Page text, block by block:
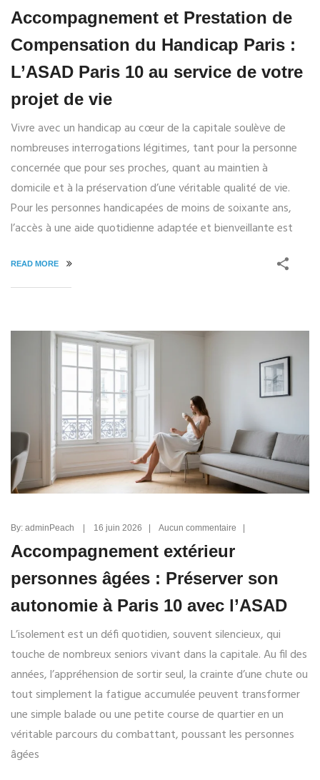
Accompagnement et Prestation de
Compensation du Handicap Paris :
L’ASAD Paris 10 au service de votre
projet de vie
Vivre avec un handicap au cœur de la capitale soulève de
nombreuses interrogations légitimes, tant pour la personne
concernée que pour ses proches, quant au maintien à
domicile et à la préservation d’une véritable qualité de vie.
Pour les personnes handicapées de moins de soixante ans,
l’accès à une aide quotidienne adaptée et bienveillante est
READ MORE
By: adminPeach | 16 juin 2026 | Aucun commentaire |
Accompagnement extérieur
personnes âgées : Préserver son
autonomie à Paris 10 avec l’ASAD
L’isolement est un défi quotidien, souvent silencieux, qui
touche de nombreux seniors vivant dans la capitale. Au fil des
années, l’appréhension de sortir seul, la crainte d’une chute ou
tout simplement la fatigue accumulée peuvent transformer
une simple balade ou une petite course de quartier en un
véritable parcours du combattant, poussant les personnes
âgées